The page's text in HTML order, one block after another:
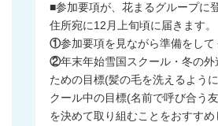
■参加要項が、花まるグループに
住所宛に12月上旬頃に届きます。
①参加要項を見ながら準備をして
②年末年始雪国スクール・冬の外
ための目標(髪の毛を洗えるよう
クール中の目標(名前で呼び合う
を決めて取り組むことをおすすめ